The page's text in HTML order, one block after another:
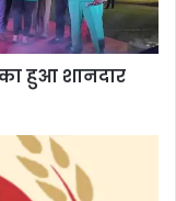
हुआ शानदार